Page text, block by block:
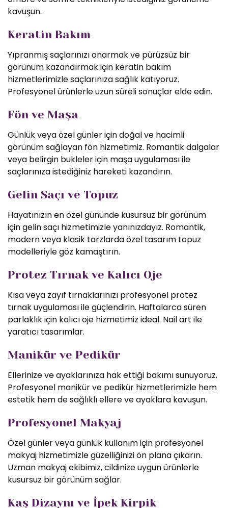
kavuşun.
Keratin Bakım
Yıpranmış saçlarınızı onarmak ve pürüzsüz bir
görünüm kazandırmak için keratin bakım
hizmetlerimizle saçlarınıza sağlık katıyoruz.
Profesyonel ürünlerle uzun süreli sonuçlar elde edin.
Fön ve Maşa
Günlük veya özel günler için doğal ve hacimli
görünüm sağlayan fön hizmetimiz. Romantik dalgalar
veya belirgin bukleler için maşa uygulaması ile
saçlarınıza istediğiniz hareketi kazandırın.
Gelin Saçı ve Topuz
Hayatınızın en özel gününde kusursuz bir görünüm
için gelin saçı hizmetimizle yanınızdayız. Romantik,
modern veya klasik tarzlarda özel tasarım topuz
modelleriyle göz kamaştırın.
Protez Tırnak ve Kalıcı Oje
Kısa veya zayıf tırnaklarınızı profesyonel protez
tırnak uygulaması ile güçlendirin. Haftalarca süren
parlaklık için kalıcı oje hizmetimiz ideal. Nail art ile
yaratıcı tasarımlar.
Manikür ve Pedikür
Ellerinize ve ayaklarınıza hak ettiği bakımı sunuyoruz.
Profesyonel manikür ve pedikür hizmetlerimizle hem
estetik hem de sağlıklı ellere ve ayaklara kavuşun.
Profesyonel Makyaj
Özel günler veya günlük kullanım için profesyonel
makyaj hizmetimizle güzelliğinizi ön plana çıkarın.
Uzman makyaj ekibimiz, cildinize uygun ürünlerle
kusursuz bir görünüm sağlar.
Kaş Dizaynı ve İpek Kirpik